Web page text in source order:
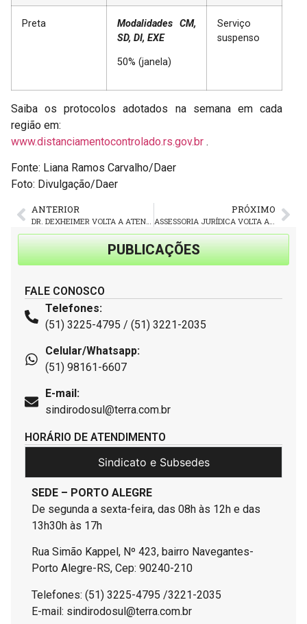
Preta
Modalidades CM,
SD, DI, EXE
50% (janela)
Serviço
suspenso
Saiba os protocolos adotados na semana em cada
região em:
www.distanciamentocontrolado.rs.gov.br .
Fonte: Liana Ramos Carvalho/Daer
Foto: Divulgação/Daer
ANTERIOR PRÓXIMO
PUBLICAÇÕES
FALE CONOSCO
Telefones:
(51) 3225-4795 / (51) 3221-2035
Celular/Whatsapp:
(51) 98161-6607
E-mail:
sindirodosul@terra.com.br
HORÁRIO DE ATENDIMENTO
Sindicato e Subsedes
SEDE – PORTO ALEGRE
De segunda a sexta-feira, das 08h às 12h e das
13h30h às 17h
Rua Simão Kappel, Nº 423, bairro Navegantes-
Porto Alegre-RS, Cep: 90240-210
Telefones: (51) 3225-4795 /3221-2035
E-mail: sindirodosul@terra.com.br